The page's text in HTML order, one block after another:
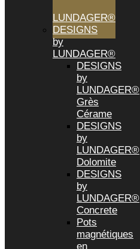
LUNDAGER®
DESIGNS
by
LUNDAGER®
DESIGNS
by
LUNDAGER®
Grès
Cérame
DESIGNS
by
LUNDAGER®
Dolomite
DESIGNS
by
LUNDAGER®
Concrete
Pots
magnétiques
en